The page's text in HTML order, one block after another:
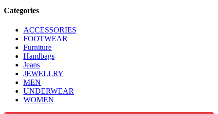
Categories
ACCESSORIES
FOOTWEAR
Furniture
Handbags
Jeans
JEWELLRY
MEN
UNDERWEAR
WOMEN